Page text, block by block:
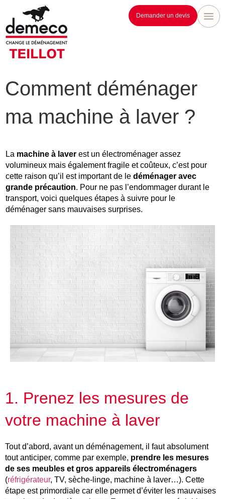
Demander un devis
Comment déménager
ma machine à laver ?
La machine à laver est un électroménager assez
volumineux mais également fragile et coûteux, c’est pour
cette raison qu’il est important de ledéménager avec
grande précaution. Pour ne pas l’endommager durant le
transport, voici quelques étapes à suivre pour le
déménager sans mauvaises surprises.
1. Prenez les mesures de
votre machine à laver
Tout d’abord, avant un déménagement, il faut absolument
tout anticiper, comme par exemple, prendre les mesures
de ses meubles et gros appareils électroménagers
(réfrigérateur, TV, sèche-linge, machine à laver…). Cette
étape est primordiale car elle permet d’éviter les mauvaises